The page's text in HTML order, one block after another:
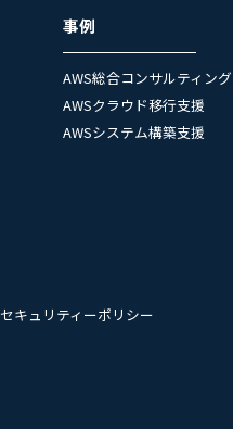
事例
AWS総合コンサルティング
AWSクラウド移行支援
AWSシステム構築支援
セキュリティーポリシー